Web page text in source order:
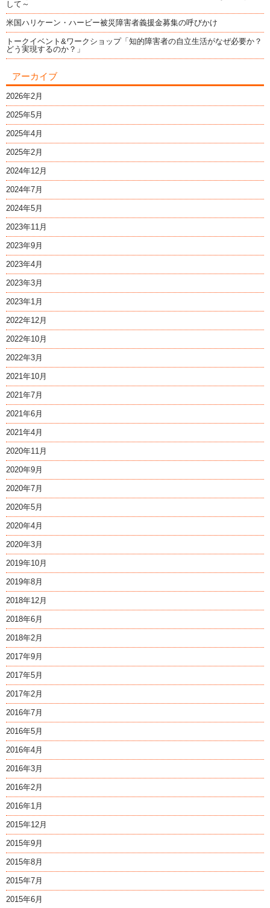
して～
米国ハリケーン・ハービー被災障害者義援金募集の呼びかけ
トークイベント&ワークショップ「知的障害者の自立生活がなぜ必要か？
どう実現するのか？」
アーカイブ
2026年2月
2025年5月
2025年4月
2025年2月
2024年12月
2024年7月
2024年5月
2023年11月
2023年9月
2023年4月
2023年3月
2023年1月
2022年12月
2022年10月
2022年3月
2021年10月
2021年7月
2021年6月
2021年4月
2020年11月
2020年9月
2020年7月
2020年5月
2020年4月
2020年3月
2019年10月
2019年8月
2018年12月
2018年6月
2018年2月
2017年9月
2017年5月
2017年2月
2016年7月
2016年5月
2016年4月
2016年3月
2016年2月
2016年1月
2015年12月
2015年9月
2015年8月
2015年7月
2015年6月